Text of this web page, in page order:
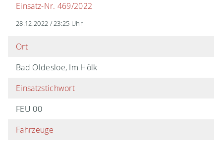
Einsatz-Nr. 469/2022
28.12.2022 / 23:25 Uhr
Ort
Bad Oldesloe, Im Hölk
Einsatzstichwort
FEU 00
Fahrzeuge